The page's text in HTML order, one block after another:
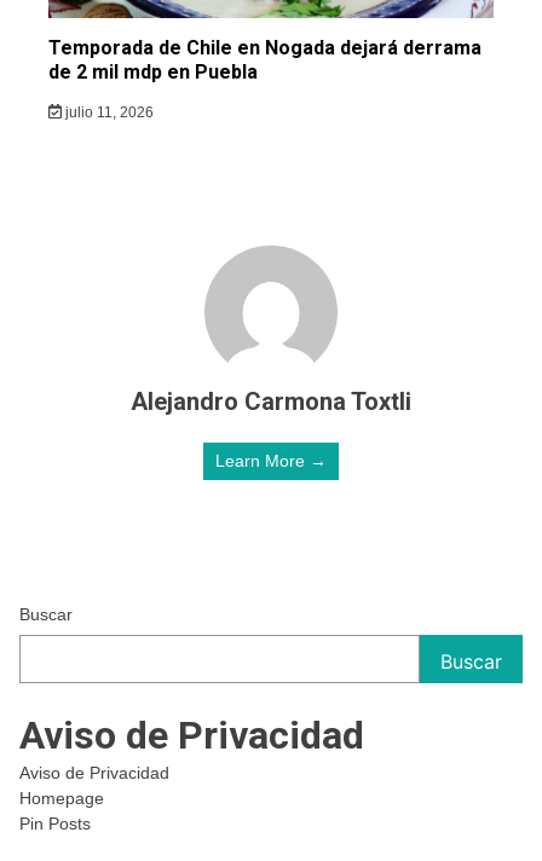
Temporada de Chile en Nogada dejará derrama
de 2 mil mdp en Puebla
julio 11, 2026
Alejandro Carmona Toxtli
Learn More →
Buscar
Buscar
Aviso de Privacidad
Aviso de Privacidad
Homepage
Pin Posts